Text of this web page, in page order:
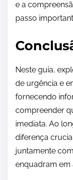
e a
passo
Neste guia,
de urgência e
fornecendo
compreender
imediata. Ao
diferença
juntamente
enquadram em